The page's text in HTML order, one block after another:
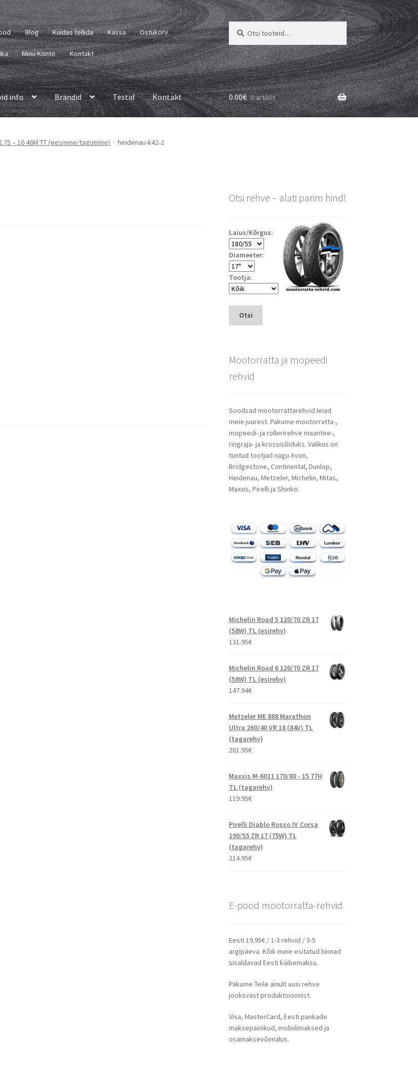
Blog Kuidas tellida Kassa Ostukorv
Minu Konto Kontakt
Otsi:
Otsi
info Brändid Testid Kontakt 0.00€ 0 artiklit
– 16 46M TT (eesmine/tagumine) heidenau-k42-2
Otsi rehve – alati parim hind!
Laius/Kõrgus:
Diameeter:
Tootja:
Otsi
Mootorratta ja mopeedi
rehvid
Soodsad mootorrattarehvid leiad
meie juurest. Pakume mootorratta-,
mopeedi- ja rollerirehve maantee-,
ringraja- ja krossisõiduks. Valikus on
tuntud tootjad nagu Avon,
Bridgestone, Continental, Dunlop,
Heidenau, Metzeler, Michelin, Mitas,
Maxxis, Pirelli ja Shinko.
Michelin Road 5 120/70 ZR 17
(58W) TL (esirehv)
131.95€
Michelin Road 6 120/70 ZR 17
(58W) TL (esirehv)
147.94€
Metzeler ME 888 Marathon
Ultra 260/40 VR 18 (84V) TL
(tagarehv)
261.95€
Maxxis M-6011 170/80 - 15 77H
TL (tagarehv)
119.95€
Pirelli Diablo Rosso IV Corsa
190/55 ZR 17 (75W) TL
(tagarehv)
214.95€
E-pood mootorratta-rehvid
Eesti 19.95€ / 1-3 rehvid / 3-5
argipäeva. Kõik meie esitatud hinnad
sisaldavad Eesti käibemaksu.
Pakume Teile ainult uusi rehve
jooksvast produktsioonist.
Visa, MasterCard, Eesti pankade
maksepainikud, mobiilimaksed ja
osamaksevõimalus.